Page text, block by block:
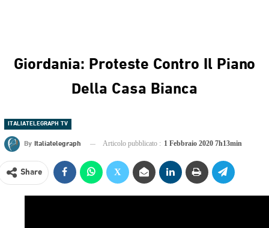
Giordania: Proteste Contro Il Piano
Della Casa Bianca
ITALIATELEGRAPH TV
By Italiatelegraph Articolo pubblicato : 1 Febbraio 2020 7h13min
Share